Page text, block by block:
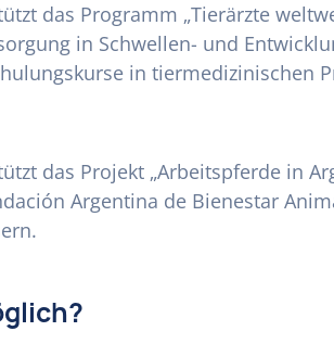
das Programm „Tierärzte
in Schwellen- und
in tiermedizinischen
das Projekt „Arbeitspferde in
Argentina de Bienestar